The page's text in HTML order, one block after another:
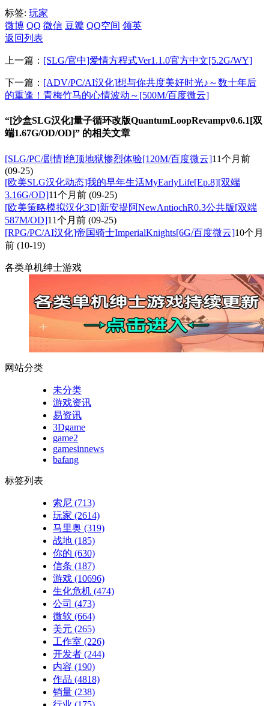
标签: 玩家
微博 QQ 微信 豆瓣 QQ空间 领英
返回列表
上一篇： [SLG/官中]爱情方程式Ver1.1.0官方中文[5.2G/WY]
下一篇： [ADV/PC/AI汉化]想与你共度美好时光♪～数十年后
的重逢！青梅竹马的心情波动～[500M/百度微云]
“[沙盒SLG汉化]量子循环改版QuantumLoopRevampv0.6.1[双
端1.67G/OD/OD]” 的相关文章
[SLG/PC/剧情]绝顶地狱惨烈体验[120M/百度微云]11个月前
(09-25)
[欧美SLG汉化动态]我的早年生活MyEarlyLife[Ep.8][双端
3.16G/OD]11个月前 (09-25)
[欧美策略模拟汉化3D]新安提阿NewAntiochR0.3公共版[双端
587M/OD]11个月前 (09-25)
[RPG/PC/AI汉化]帝国骑士ImperialKnights[6G/百度微云]10个月
前 (10-19)
各类单机绅士游戏
网站分类
未分类
游戏资讯
易资讯
3Dgame
game2
gamesinnews
bafang
标签列表
索尼 (713)
玩家 (2614)
马里奥 (319)
战地 (185)
你的 (630)
信条 (187)
游戏 (10696)
生化危机 (474)
公司 (473)
微软 (664)
美元 (265)
工作室 (226)
开发者 (244)
内容 (190)
作品 (4818)
销量 (238)